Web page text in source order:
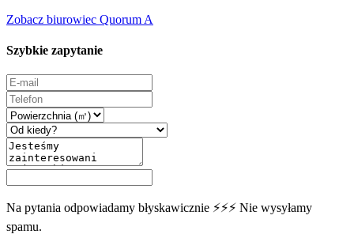
Zobacz biurowiec Quorum A
Szybkie zapytanie
Na pytania odpowiadamy błyskawicznie ⚡⚡⚡ Nie wysyłamy
spamu.